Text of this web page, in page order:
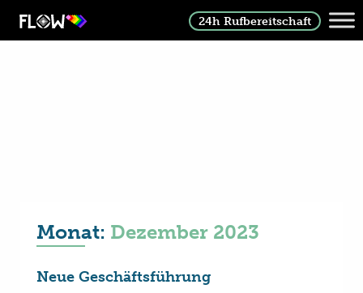
24h Rufbereitschaft
Monat: Dezember 2023
Neue Geschäftsführung